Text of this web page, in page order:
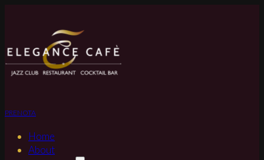
PRENOTA
Home
About